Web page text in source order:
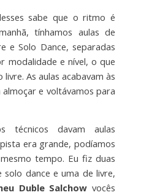
sabe que o ritmo é
tínhamos aulas de
e Solo Dance, separadas
modalidade e nível, o que
As aulas acabavam às
e voltávamos para
davam aulas
era grande, podíamos
tempo. Eu fiz duas
solo dance e uma de livre,
Duble Salchow vocês